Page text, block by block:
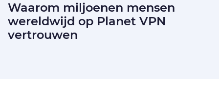
Waarom miljoenen mensen
wereldwijd op Planet VPN
vertrouwen